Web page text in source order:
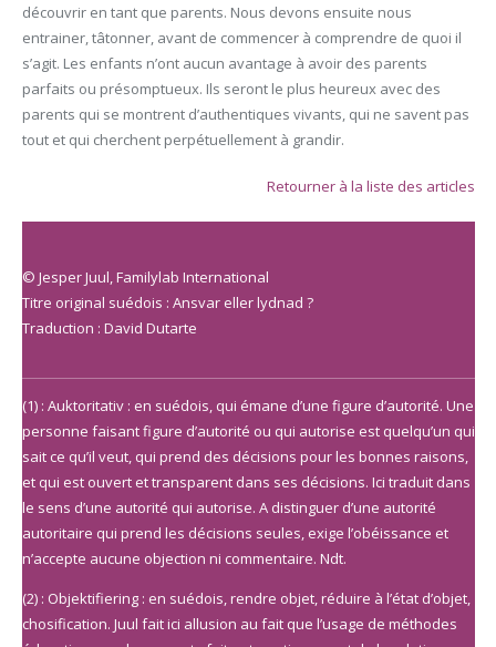
découvrir en tant que parents. Nous devons ensuite nous
entrainer, tâtonner, avant de commencer à comprendre de quoi il
s’agit. Les enfants n’ont aucun avantage à avoir des parents
parfaits ou présomptueux. Ils seront le plus heureux avec des
parents qui se montrent d’authentiques vivants, qui ne savent pas
tout et qui cherchent perpétuellement à grandir.
Retourner à la liste des articles
© Jesper Juul, Familylab International
Titre original suédois : Ansvar eller lydnad ?
Traduction : David Dutarte
(1) : Auktoritativ : en suédois, qui émane d’une figure d’autorité. Une
personne faisant figure d’autorité ou qui autorise est quelqu’un qui
sait ce qu’il veut, qui prend des décisions pour les bonnes raisons,
et qui est ouvert et transparent dans ses décisions. Ici traduit dans
le sens d’une autorité qui autorise. A distinguer d’une autorité
autoritaire qui prend les décisions seules, exige l’obéissance et
n’accepte aucune objection ni commentaire. Ndt.
(2) : Objektifiering : en suédois, rendre objet, réduire à l’état d’objet,
chosification. Juul fait ici allusion au fait que l’usage de méthodes